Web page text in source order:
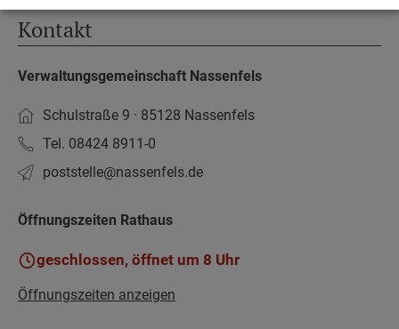
Kontakt
Verwaltungsgemeinschaft Nassenfels
Schulstraße 9 · 85128 Nassenfels
Tel. 08424 8911-0
poststelle­@nassenfels.de
Öffnungszeiten Rathaus
geschlossen, öffnet um 8 Uhr
Öffnungszeiten anzeigen